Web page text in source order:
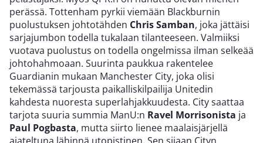
perässä. Tottenham pyrkii viemään Blackburnin
puolustuksen johtotähden Chris Samban, joka jättäisi
sarjajumbon todella tukalaan tilanteeseen. Valmiiksi
vuotava puolustus on todella ongelmissa ilman selkeää
johtohahmoaan. Suurinta paukkua rakentelee
Guardianin mukaan Manchester City, joka olisi
tekemässä tarjousta paikalliskilpailija Unitedin
kahdesta nuoresta superlahjakkuudesta. City saattaa
tarjota suuria summia ManU:n Ravel Morrisonista ja
Paul Pogbasta, mutta siirto lienee maalaisjärjellä